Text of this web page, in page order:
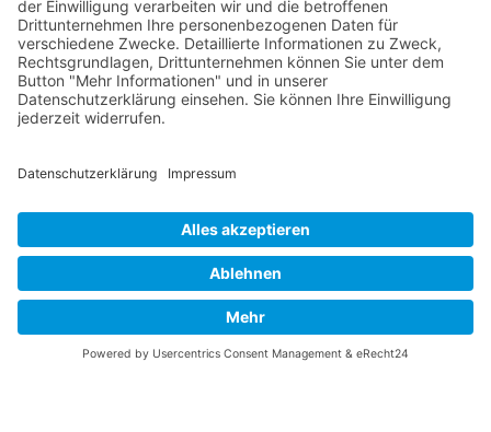
×
Fehler
7&list%5Bstart-date%5D=2026-07-
27T00%3A00%3A00Z&list%5Bend-date%5D=2026-09-
07T00%3A00%3A00Z
Unexpected token < in JSON at position 0
August 2026
Mo Di Mi Do Fr Sa
So
3127 28 29 30 31 1
2
3310 11 12
26 27 28
3